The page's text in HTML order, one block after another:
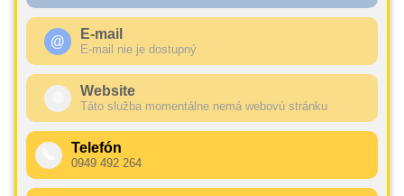
@ E-mail
E-mail nie je dostupný
Website
Táto služba momentálne nemá webovú stránku
Telefón
0949 492 264